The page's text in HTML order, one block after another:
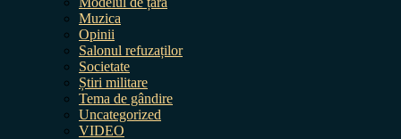
Muzica
Opinii
Salonul refuzaților
Societate
Știri militare
Tema de gândire
Uncategorized
VIDEO